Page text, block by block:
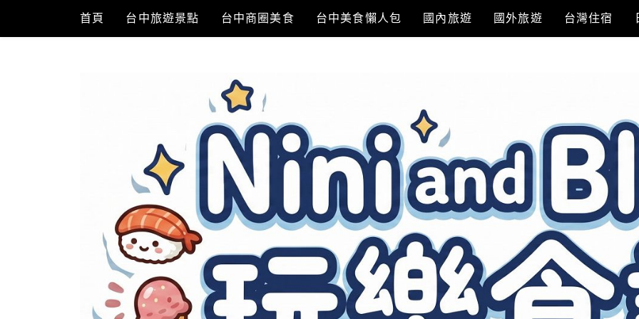
content
首頁 台中旅遊景點 台中商圈美食 台中美食懶人包 國內旅遊 國外旅遊 台灣住宿